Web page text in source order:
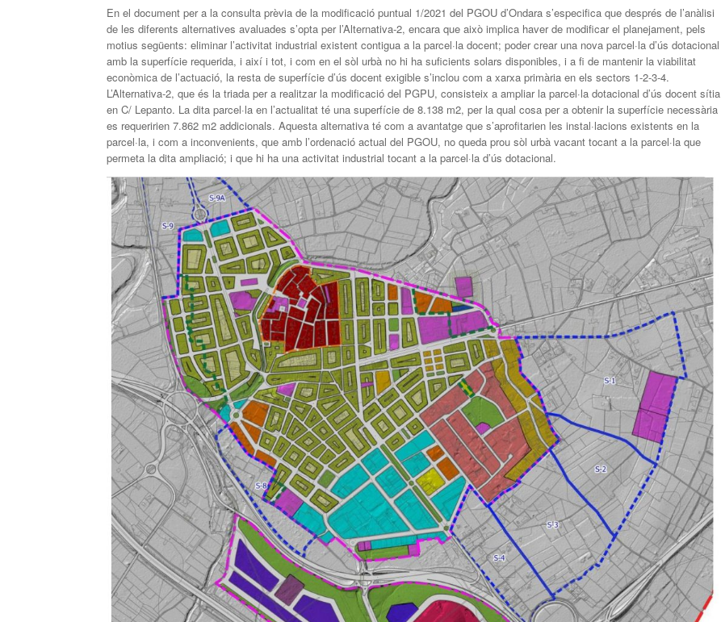
En el document per a la consulta prèvia de la modificació puntual 1/2021 del PGOU d’Ondara s’especifica que després de l’anàlisi
de les diferents alternatives avaluades s’opta per l’Alternativa-2, encara que això implica haver de modificar el planejament, pels
motius següents: eliminar l’activitat industrial existent contigua a la parcel·la docent; poder crear una nova parcel·la d’ús dotacional
amb la superfície requerida, i així i tot, i com en el sòl urbà no hi ha suficients solars disponibles, i a fi de mantenir la viabilitat
econòmica de l’actuació, la resta de superfície d’ús docent exigible s’inclou com a xarxa primària en els sectors 1-2-3-4.
L’Alternativa-2, que és la triada per a realitzar la modificació del PGPU, consisteix a ampliar la parcel·la dotacional d’ús docent sítia
en C/ Lepanto. La dita parcel·la en l’actualitat té una superfície de 8.138 m2, per la qual cosa per a obtenir la superfície necessària
es requeririen 7.862 m2 addicionals. Aquesta alternativa té com a avantatge que s’aprofitarien les instal·lacions existents en la
parcel·la, i com a inconvenients, que amb l’ordenació actual del PGOU, no queda prou sòl urbà vacant tocant a la parcel·la que
permeta la dita ampliació; i que hi ha una activitat industrial tocant a la parcel·la d’ús dotacional.